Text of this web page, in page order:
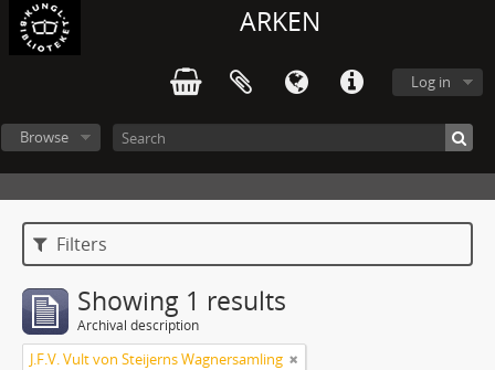
ARKEN
Log in
Browse
Filters
Showing 1 results
Archival description
J.F.V. Vult von Steijerns Wagnersamling